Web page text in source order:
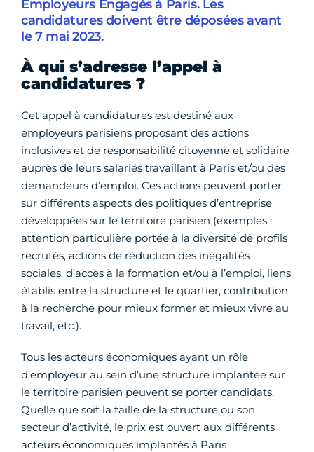
Employeurs Engagés à Paris. Les
candidatures doivent être déposées avant
le 7 mai 2023.
À qui s’adresse l’appel à
candidatures ?
Cet appel à candidatures est destiné aux
employeurs parisiens proposant des actions
inclusives et de responsabilité citoyenne et solidaire
auprès de leurs salariés travaillant à Paris et/ou des
demandeurs d’emploi. Ces actions peuvent porter
sur différents aspects des politiques d’entreprise
développées sur le territoire parisien (exemples :
attention particulière portée à la diversité de profils
recrutés, actions de réduction des inégalités
sociales, d’accès à la formation et/ou à l’emploi, liens
établis entre la structure et le quartier, contribution
à la recherche pour mieux former et mieux vivre au
travail, etc.).
Tous les acteurs économiques ayant un rôle
d’employeur au sein d’une structure implantée sur
le territoire parisien peuvent se porter candidats.
Quelle que soit la taille de la structure ou son
secteur d’activité, le prix est ouvert aux différents
acteurs économiques implantés à Paris